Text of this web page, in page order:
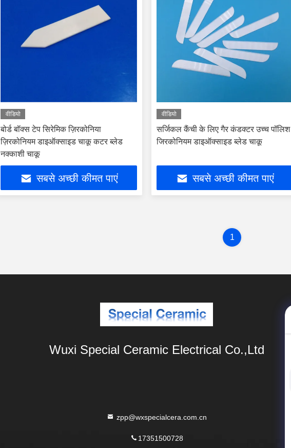
वीडियो
बोर्ड बॉक्स टेप सिरेमिक ज़िरकोनिया
ज़िरकोनियम डाइऑक्साइड चाकू कटर ब्लेड
नक्काशी चाकू
सबसे अच्छी कीमत पाएं
वीडियो
सर्जिकल कैंची के लिए गैर कंडक्टर उच्च पॉलिश
जिरकोनियम डाइऑक्साइड ब्लेड चाकू
सबसे अच्छी कीमत पाएं
1
Wuxi Special Ceramic Electrical Co.,Ltd
zpp@wxspecialcera.com.cn
17351500728